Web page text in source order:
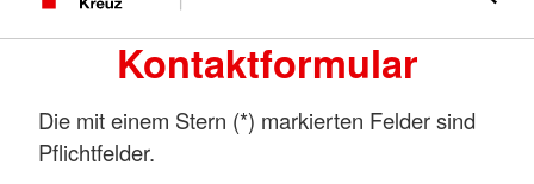
Kontaktformular
Die mit einem Stern (*) markierten Felder sind
Pflichtfelder.